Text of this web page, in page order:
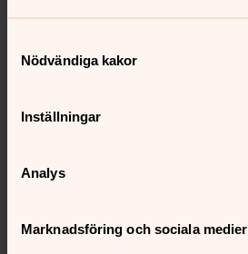
Nödvändiga kakor
Inställningar
Analys
Marknadsföring och sociala medier